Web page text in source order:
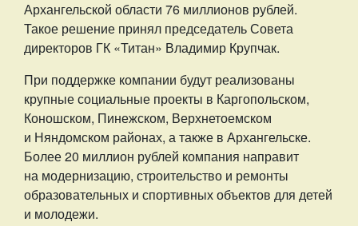
Архангельской области 76 миллионов рублей.
Такое решение принял председатель Совета
директоров ГК «Титан» Владимир Крупчак.
При поддержке компании будут реализованы
крупные социальные проекты в Каргопольском,
Коношском, Пинежском, Верхнетоемском
и Няндомском районах, а также в Архангельске.
Более 20 миллион рублей компания направит
на модернизацию, строительство и ремонты
образовательных и спортивных объектов для детей
и молодежи.